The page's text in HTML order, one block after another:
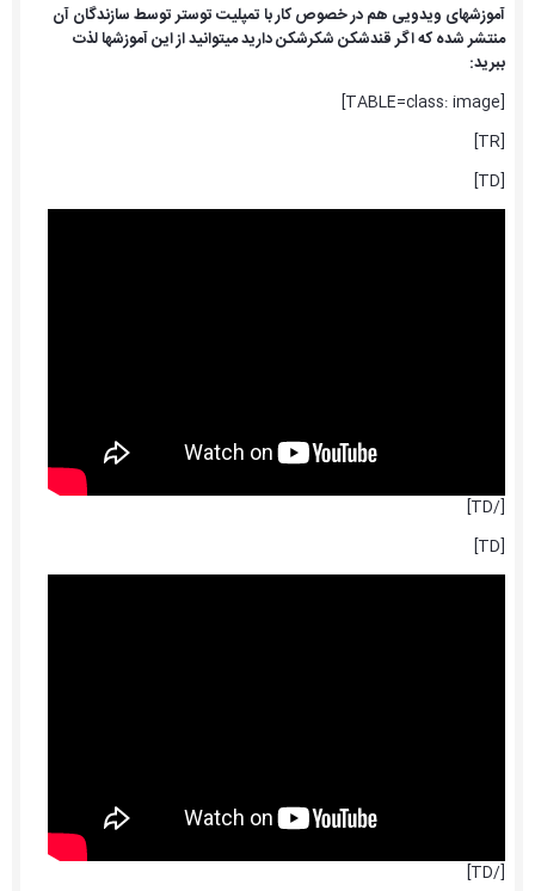
آموزشهای ویدویی هم در خصوص کار با تمپلیت توستر توسط سازندگان آن
منتشر شده که اگر قندشکن شکرشکن دارید میتوانید از این آموزشها لذت
ببرید:
[TABLE=class: image]
[TR]
[TD]
[/TD]
[TD]
[/TD]